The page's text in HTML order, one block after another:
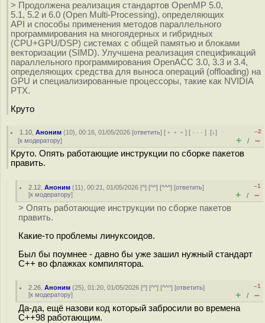
> Продолжена реализация стандартов OpenMP 5.0,
5.1, 5.2 и 6.0 (Open Multi-Processing), определяющих
API и способы применения методов параллельного
программирования на многоядерных и гибридных
(CPU+GPU/DSP) системах с общей памятью и блоками
векторизации (SIMD). Улучшена реализация спецификаций
параллельного программирования OpenACC 3.0, 3.3 и 3.4,
определяющих средства для выноса операций (offloading) на
GPU и специализированные процессоры, такие как NVIDIA
PTX.
Круто
1.10 ,Аноним (10), 00:16, 01/05/2026 [ответить] [ ﹢﹢﹢] [ · · ·][↓]
[к модератору]
–2
+ / –
Круто. Опять работающие инструкции по сборке пакетов
править.
2.12 ,Аноним (11), 00:21, 01/05/2026 [^] [^^] [^^^] [ответить]
[к модератору]
–1
+ / –
> Опять работающие инструкции по сборке пакетов
править.
Какие-то проблемы линуксоидов.
Был бы поумнее - давно бы уже зашил нужный стандарт
C++ во флажках компилятора.
2.26 ,Аноним (25), 01:20, 01/05/2026 [^] [^^] [^^^] [ответить]
[к модератору]
–1
+ / –
Да-да, ещё назови код который забросили во времена
C++98 работающим.